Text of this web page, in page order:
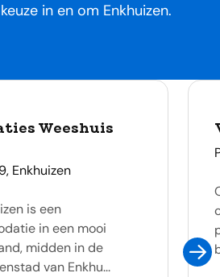
in en om Enkhuizen.
Weeshuis
Enkhuizen
is een
in een mooi
midden in de
van Enkhu...